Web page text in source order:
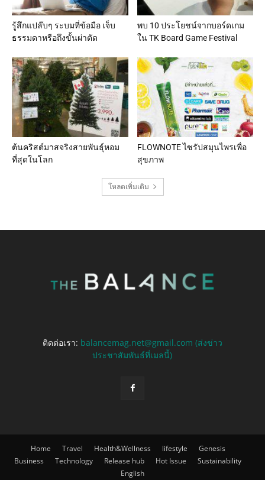
รู้สึกแปล๊บๆ ระบมที่ข้อมือ เจ็บ
ธรรมดาหรือถึงขั้นผ่าตัด
พบ 10 ประโยชน์จากบอร์ดเกม
ใน TK Board Game Festival
ต้นคริสต์มาสจริงสายพันธุ์หอม
ที่สุดในโลก
FLOWNOTE ไซรัปสมุนไพรเพื่อ
สุขภาพ
โหลดเพิ่มเติม
ติดต่อเรา: balancemag.net@gmail.com (ส่งข่าว
ประชาสัมพันธ์ที่เมลนี้)
Home Travel Health&Wellness lifestyle
Genesis
Business
Technology Release hub Hot Issue
Sustainability
English